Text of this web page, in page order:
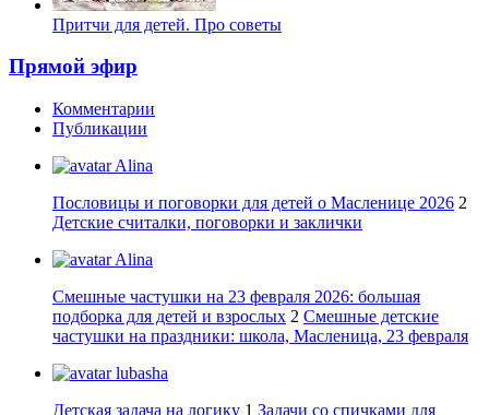
Притчи для детей. Про советы
Прямой эфир
Комментарии
Публикации
Alina
Пословицы и поговорки для детей о Масленице 2026 2
Детские считалки, поговорки и заклички
Alina
Смешные частушки на 23 февраля 2026: большая
подборка для детей и взрослых 2 Смешные детские
частушки на праздники: школа, Масленица, 23 февраля
lubasha
Детская задача на логику 1 Задачи со спичками для